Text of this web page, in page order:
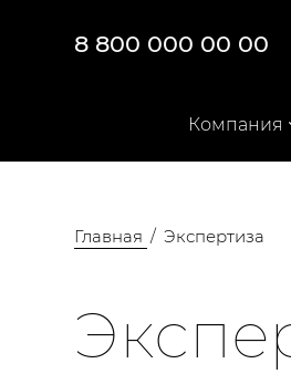
8 800 000 00 00
Компания
Главная Экспертиза